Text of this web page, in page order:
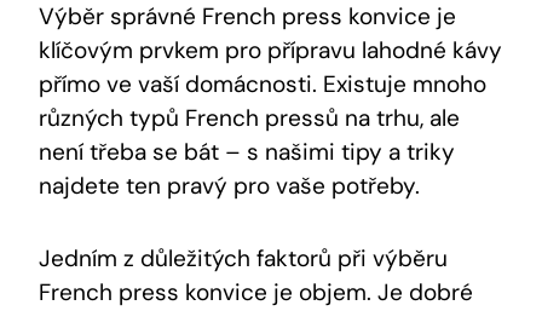
Výběr správné French press konvice je
klíčovým prvkem pro přípravu lahodné kávy
přímo ve vaší domácnosti. Existuje mnoho
různých typů French pressů na trhu, ale
není třeba se bát – s našimi tipy a triky
najdete ten pravý pro vaše potřeby.
Jedním z důležitých faktorů při výběru
French press konvice je objem. Je dobré